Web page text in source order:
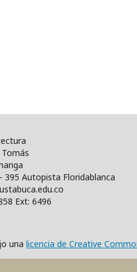
395 Autopista Floridablanca
Ext: 6496
una licencia de Creative